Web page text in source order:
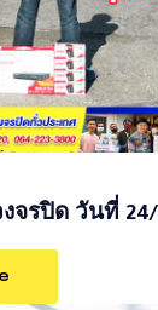
จรปิด วันที่ 24/